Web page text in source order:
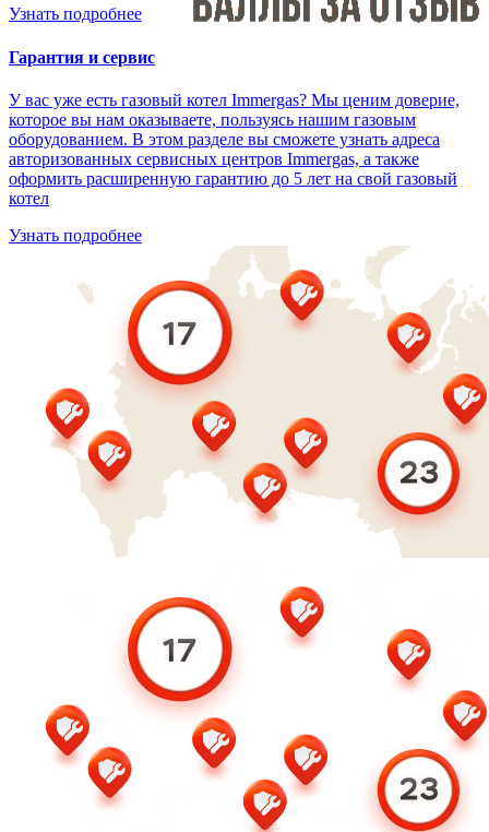
Узнать подробнее
Гарантия и сервис
У вас уже есть газовый котел Immergas? Мы ценим доверие,
которое вы нам оказываете, пользуясь нашим газовым
оборудованием. В этом разделе вы сможете узнать адреса
авторизованных сервисных центров Immergas, а также
оформить расширенную гарантию до 5 лет на свой газовый
котел
Узнать подробнее